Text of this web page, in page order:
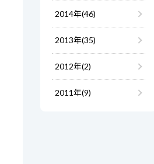
2014年(46)
2013年(35)
2012年(2)
2011年(9)